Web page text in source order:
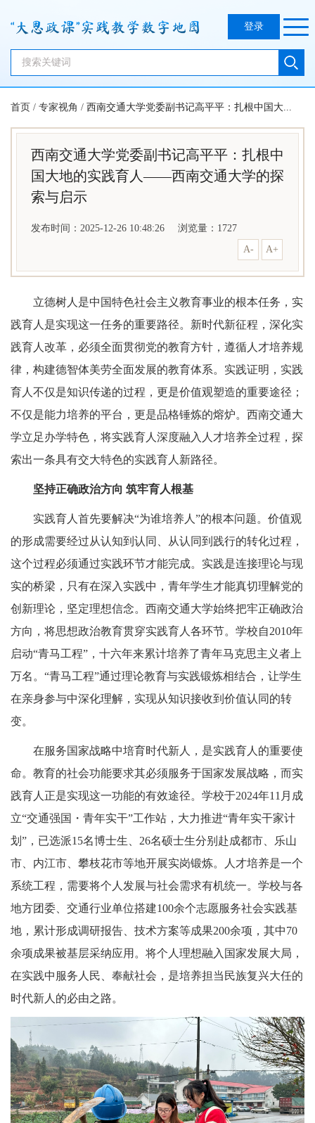
登录
首页 / 专家视角 / 西南交通大学党委副书记高平平：扎根中国大...
西南交通大学党委副书记高平平：扎根中
国大地的实践育人——西南交通大学的探
索与启示
发布时间：2025-12-26 10:48:26 浏览量： 1727
A-
A+
立德树人是中国特色社会主义教育事业的根本任务，实
践育人是实现这一任务的重要路径。新时代新征程，深化实
践育人改革，必须全面贯彻党的教育方针，遵循人才培养规
律，构建德智体美劳全面发展的教育体系。实践证明，实践
育人不仅是知识传递的过程，更是价值观塑造的重要途径；
不仅是能力培养的平台，更是品格锤炼的熔炉。西南交通大
学立足办学特色，将实践育人深度融入人才培养全过程，探
索出一条具有交大特色的实践育人新路径。
坚持正确政治方向 筑牢育人根基
实践育人首先要解决“为谁培养人”的根本问题。价值观
的形成需要经过从认知到认同、从认同到践行的转化过程，
这个过程必须通过实践环节才能完成。实践是连接理论与现
实的桥梁，只有在深入实践中，青年学生才能真切理解党的
创新理论，坚定理想信念。西南交通大学始终把牢正确政治
方向，将思想政治教育贯穿实践育人各环节。学校自2010年
启动“青马工程”，十六年来累计培养了青年马克思主义者上
万名。“青马工程”通过理论教育与实践锻炼相结合，让学生
在亲身参与中深化理解，实现从知识接收到价值认同的转
变。
在服务国家战略中培育时代新人，是实践育人的重要使
命。教育的社会功能要求其必须服务于国家发展战略，而实
践育人正是实现这一功能的有效途径。学校于2024年11月成
立“交通强国・青年实干”工作站，大力推进“青年实干家计
划”，已选派15名博士生、26名硕士生分别赴成都市、乐山
市、内江市、攀枝花市等地开展实岗锻炼。人才培养是一个
系统工程，需要将个人发展与社会需求有机统一。学校与各
地方团委、交通行业单位搭建100余个志愿服务社会实践基
地，累计形成调研报告、技术方案等成果200余项，其中70
余项成果被基层采纳应用。将个人理想融入国家发展大局，
在实践中服务人民、奉献社会，是培养担当民族复兴大任的
时代新人的必由之路。